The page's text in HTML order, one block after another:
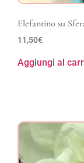
Elefantino su
11,50€
Aggiungi al